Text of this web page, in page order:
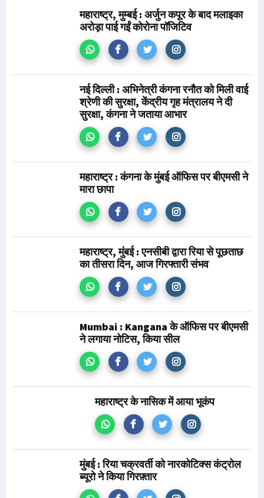
महाराष्ट्र, मुम्बई : अर्जुन कपूर के बाद मलाइका
अरोड़ा पाई गईं कोरोना पॉजिटिव
नई दिल्ली : अभिनेत्री कंगना रनौत को मिली वाई
श्रेणी की सुरक्षा, केंद्रीय गृह मंत्रालय ने दी
सुरक्षा, कंगना ने जताया आभार
महाराष्ट्र : कंगना के मुंबई ऑफिस पर बीएमसी ने
मारा छापा
महाराष्ट्र, मुंबई : एनसीबी द्वारा रिया से पूछताछ
का तीसरा दिन, आज गिरफ्तारी संभव
Mumbai : Kangana के ऑफिस पर बीएमसी
ने लगाया नोटिस, किया सील
महाराष्ट्र के नासिक में आया भूकंप
मुंबई : रिया चक्रवर्ती को नारकोटिक्स कंट्रोल
ब्यूरो ने किया गिरफ़्तार